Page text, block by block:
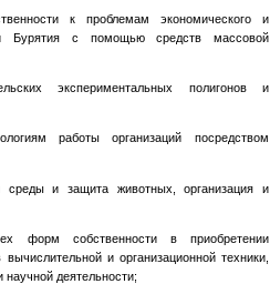
к проблемам экономического и
Бурятия с помощью средств массовой
экспериментальных полигонов и
работы организаций посредством
и защита животных, организация и
форм собственности в приобретении
и организационной техники,
деятельности;